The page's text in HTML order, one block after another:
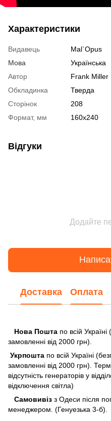
Характеристики
Видавець
Mal`Opus
Мова
Українська
Автор
Frank Miller
Обкладинка
Тверда
Сторінок
208
Формат, мм
160х240
Відгуки
Додайте
Доставка Оплата
Нова Пошта по всій
замовленні від 2000 грн).
Укрпошта по всій Україні
замовленні від 2000 грн).
відсутність генераторів у
відключення світла)
Самовивіз з Одеси після
менеджером. (Генуезька 3-б).